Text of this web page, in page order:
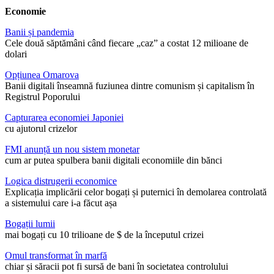
Economie
Banii și pandemia
Cele două săptămâni când fiecare „caz” a costat 12 milioane de
dolari
Opțiunea Omarova
Banii digitali înseamnă fuziunea dintre comunism și capitalism în
Registrul Poporului
Capturarea economiei Japoniei
cu ajutorul crizelor
FMI anunță un nou sistem monetar
cum ar putea spulbera banii digitali economiile din bănci
Logica distrugerii economice
Explicația implicării celor bogați și puternici în demolarea controlată
a sistemului care i-a făcut așa
Bogații lumii
mai bogați cu 10 trilioane de $ de la începutul crizei
Omul transformat în marfă
chiar și săracii pot fi sursă de bani în societatea controlului